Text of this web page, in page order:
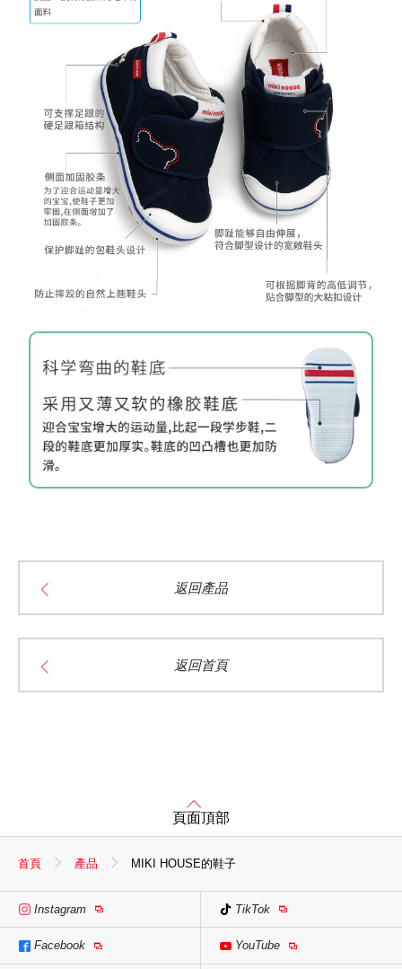
返回產品
返回首頁
頁面頂部
首頁 產品 MIKI HOUSE的鞋子
Instagram TikTok
Facebook YouTube